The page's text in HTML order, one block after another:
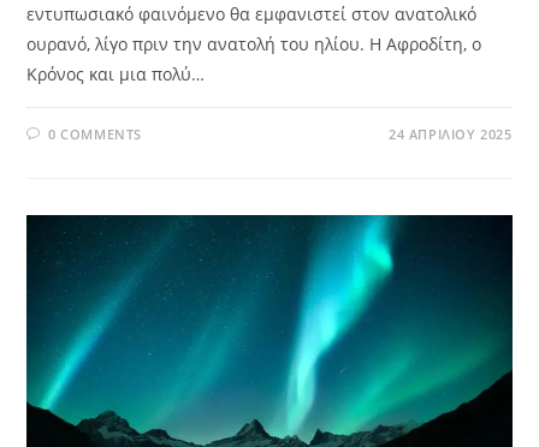
εντυπωσιακό φαινόμενο θα εμφανιστεί στον ανατολικό
ουρανό, λίγο πριν την ανατολή του ηλίου. Η Αφροδίτη, ο
Κρόνος και μια πολύ…
0 COMMENTS 24 ΑΠΡΙΛΊΟΥ 2025